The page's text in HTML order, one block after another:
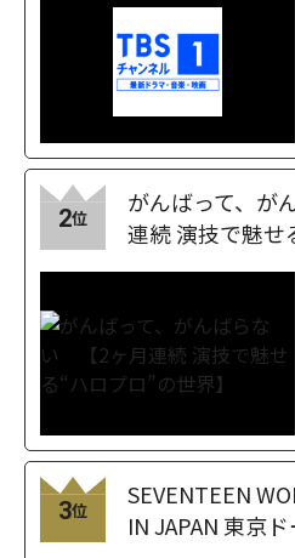
2位
がんばって、が
連続 演技で魅せ
3位
SEVENTEEN
IN JAPAN 東京